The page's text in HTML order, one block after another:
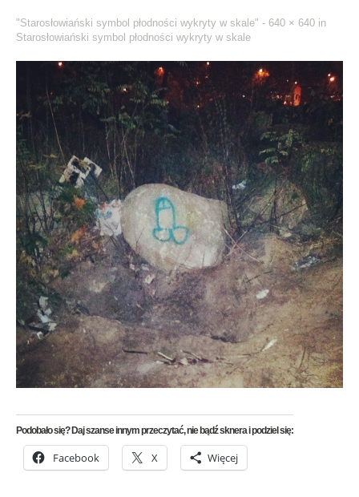
"Starosłowiański symbol płodności wykryty w skale" - 640 × 640 in
Starosłowiański symbol płodności wykryty w skale
Podobało się? Daj szanse innym przeczytać, nie bądź sknera i podziel się:
Facebook X Więcej